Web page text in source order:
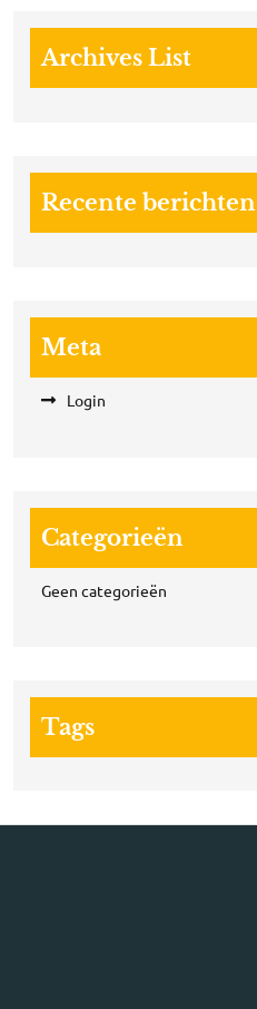
Archives List
Recente berichten
Meta
Login
Categorieën
Geen categorieën
Tags